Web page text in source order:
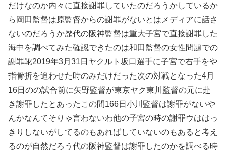
だけなのか内々に直接謝罪していたのだろうかしているか
ら岡田監督は原監督からの謝罪がないとはメディアに話さ
ないのだろうか歴代の阪神監督は重大子宮で直接謝罪した
海中を調べてみた確認できたのは和田監督の女性問題での
謝罪靴2019年3月31日ヤクルト坂口選手に子宮で右手をや
指骨折を追わせた時のみだけだった次の対戦となった4月
16日のの試合前に矢野監督が東京ヤク東川監督の元に赴
き謝罪したとあったこの間166日小川監督は謝罪がないや
んかなんてそりゃ言わないわ他の子宮の時の謝罪ウははっ
きりしないがしてるのもあればしていないのもあると考え
るのが自然だろう代の阪神監督は謝罪したのかを調べる時